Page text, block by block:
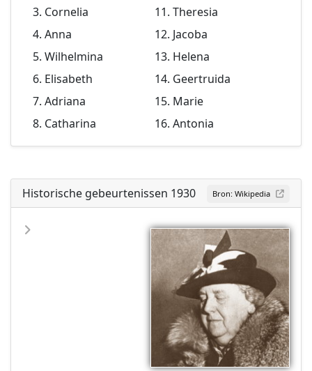
Cornelia
Anna
Wilhelmina
Elisabeth
Adriana
Catharina
Theresia
Jacoba
Helena
Geertruida
Marie
Antonia
Bron: Wikipedia
Historische gebeurtenissen 1930